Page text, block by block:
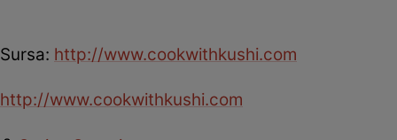
Sursa: http://www.cookwithkushi.com
http://www.cookwithkushi.com